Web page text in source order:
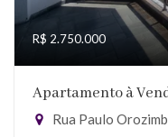
R$ 2.750.000
Apartamento à
Rua Paulo